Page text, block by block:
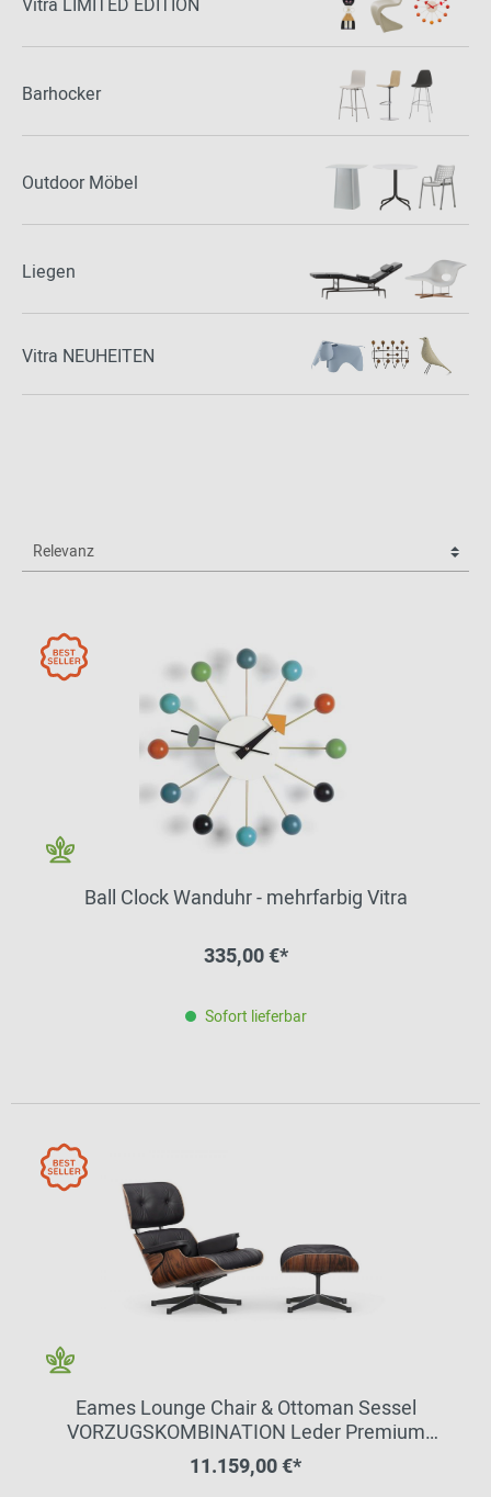
Barhocker
Outdoor Möbel
Liegen
Vitra NEUHEITEN
Ball Clock Wanduhr - mehrfarbig Vitra
335,00 €*
Sofort lieferbar
Eames Lounge Chair & Ottoman Sessel
VORZUGSKOMBINATION Leder Premium
Palisander Vitra
11.159,00 €*